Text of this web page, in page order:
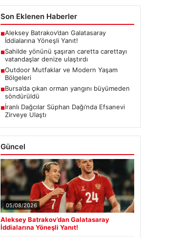
Son Eklenen Haberler
■Aleksey Batrakov’dan Galatasaray
İddialarına Yöneşli Yanıt!
■Sahilde yönünü şaşıran caretta carettayı
vatandaşlar denize ulaştırdı
■Outdoor Mutfaklar ve Modern Yaşam
Bölgeleri
■Bursa’da çıkan orman yangını büyümeden
söndürüldü
■İranlı Dağcılar Süphan Dağı’nda Efsanevi
Zirveye Ulaştı
Güncel
05/08/2026
Aleksey Batrakov’dan Galatasaray
İddialarına Yöneşli Yanıt!